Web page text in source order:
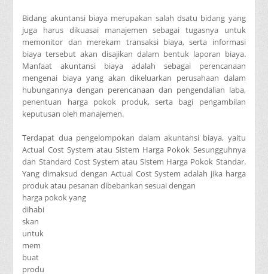
Bidang akuntansi biaya merupakan salah dsatu bidang yang
juga harus dikuasai manajemen sebagai tugasnya untuk
memonitor dan merekam transaksi biaya, serta informasi
biaya tersebut akan disajikan dalam bentuk laporan biaya.
Manfaat akuntansi biaya adalah sebagai perencanaan
mengenai biaya yang akan dikeluarkan perusahaan dalam
hubungannya dengan perencanaan dan pengendalian laba,
penentuan harga pokok produk, serta bagi pengambilan
keputusan oleh manajemen.
Terdapat dua pengelompokan dalam akuntansi biaya, yaitu
Actual Cost System atau Sistem Harga Pokok Sesungguhnya
dan Standard Cost System atau Sistem Harga Pokok Standar.
Yang dimaksud dengan Actual Cost System adalah jika harga
produk atau pesanan dibebankan sesuai dengan
harga pokok yang
dihabi
skan
untuk
mem
buat
produ